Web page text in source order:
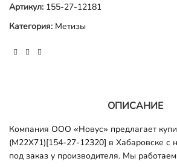
Артикул: 155-27-12181
Категория: Метизы
ОПИСАНИЕ
Компания ООО «Новус» предлагает
(M22X71)[154-27-12320] в Хабаровске с
под заказ у производителя. Мы